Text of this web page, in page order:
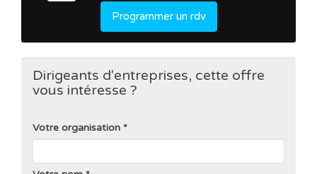
Programmer un rdv
Dirigeants d'entreprises, cette offre
vous intéresse ?
Votre organisation